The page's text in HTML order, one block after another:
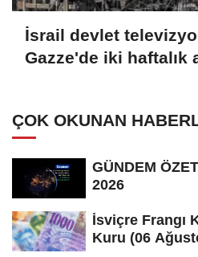
İsrail devlet
Gazze'de iki haftalık
ÇOK OKUNAN
GÜNDEM
2026
İsviçre Frangı
Kuru (06